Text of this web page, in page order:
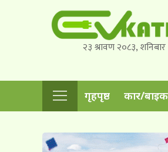
२३ श्रावण २०८३,
गृहपृष्ठ कार/बाइक